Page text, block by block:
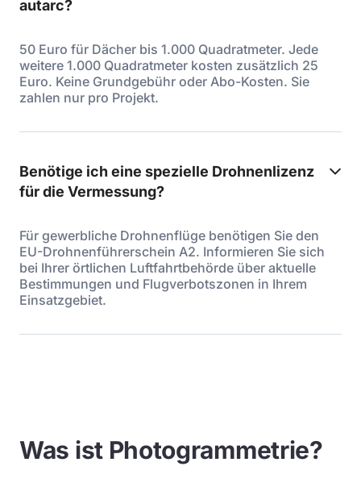
autarc?
50 Euro für Dächer bis 1.000 Quadratmeter. Jede
weitere 1.000 Quadratmeter kosten zusätzlich 25
Euro. Keine Grundgebühr oder Abo-Kosten. Sie
zahlen nur pro Projekt.
Benötige ich eine spezielle Drohnenlizenz
für die Vermessung?
Für gewerbliche Drohnenflüge benötigen Sie den
EU-Drohnenführerschein A2. Informieren Sie sich
bei Ihrer örtlichen Luftfahrtbehörde über aktuelle
Bestimmungen und Flugverbotszonen in Ihrem
Einsatzgebiet.
Was ist Photogrammetrie?